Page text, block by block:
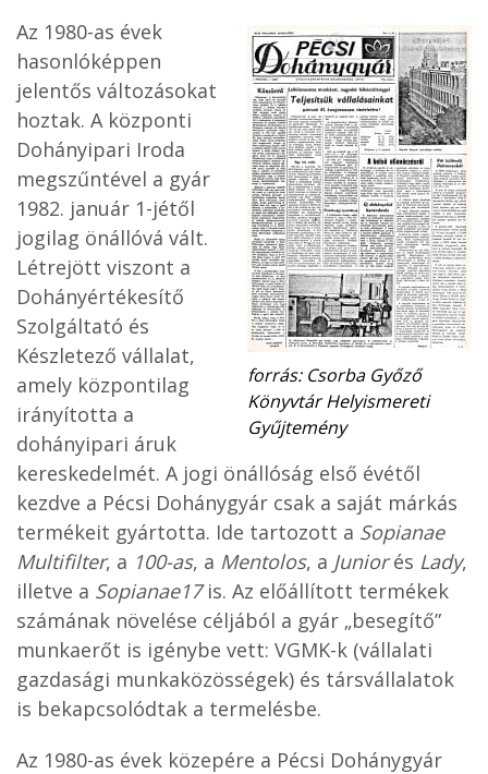
forrás: Csorba Győző
Könyvtár Helyismereti
Gyűjtemény
Az 1980-as évek
hasonlóképpen
jelentős változásokat
hoztak. A központi
Dohányipari Iroda
megszűntével a gyár
1982. január 1-jétől
jogilag önállóvá vált.
Létrejött viszont a
Dohányértékesítő
Szolgáltató és
Készletező vállalat,
amely központilag
irányította a
dohányipari áruk
kereskedelmét. A jogi önállóság első évétől
kezdve a Pécsi Dohánygyár csak a saját márkás
termékeit gyártotta. Ide tartozott a Sopianae
Multifilter, a 100-as, a Mentolos, a Juniorés Lady,
illetve a Sopianae17is. Az előállított termékek
számának növelése céljából a gyár „besegítő”
munkaerőt is igénybe vett: VGMK-k (vállalati
gazdasági munkaközösségek) és társvállalatok
is bekapcsolódtak a termelésbe.
Az 1980-as évek közepére a Pécsi Dohánygyár